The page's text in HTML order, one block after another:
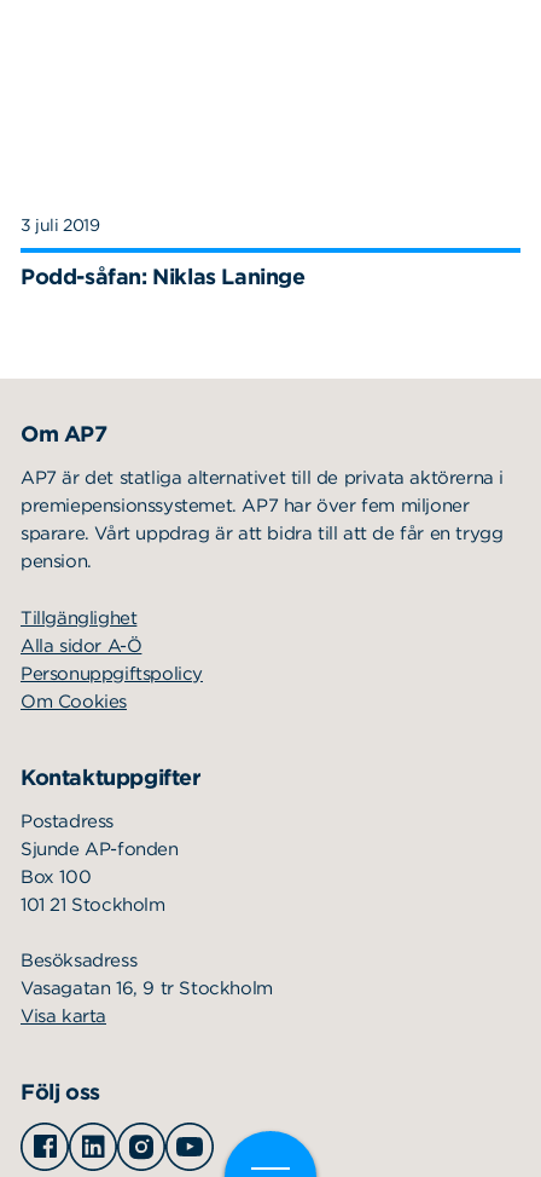
3 juli 2019
Podd-såfan: Niklas Laninge
Om AP7
AP7 är det statliga alternativet till de privata aktörerna i
premiepensionssystemet. AP7 har över fem miljoner
sparare. Vårt uppdrag är att bidra till att de får en trygg
pension.
Tillgänglighet
Alla sidor A-Ö
Personuppgiftspolicy
Om Cookies
Kontaktuppgifter
Postadress
Sjunde AP-fonden
Box 100
101 21 Stockholm
Besöksadress
Vasagatan 16, 9 tr Stockholm
Visa karta
Följ oss
Facebook
LinkedinInstagramYoutube